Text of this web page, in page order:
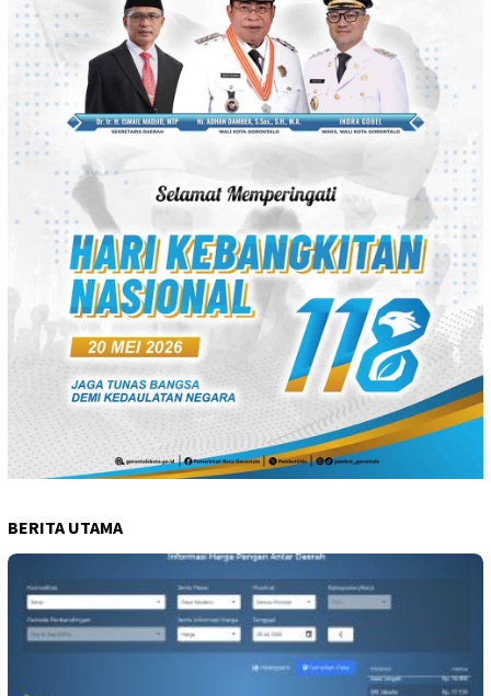
BERITA UTAMA